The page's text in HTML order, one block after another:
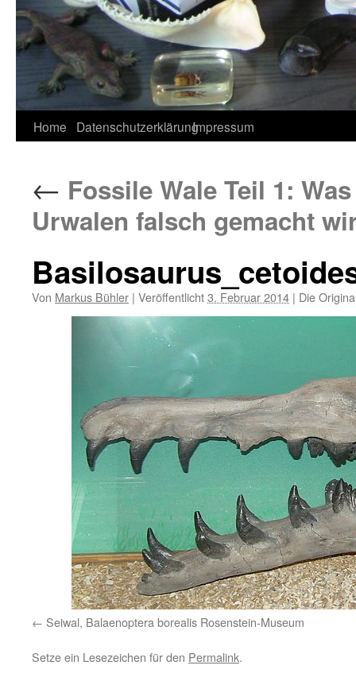
Home DatenschutzerklärungImpressum
← Fossile Wale Teil 1:
Urwalen falsch gemacht
Von Markus Bühler | Veröffentlicht3. Februar 2014 | Die
Seiwal, Balaenoptera borealis Rosenstein-Museum
Setze ein Lesezeichen für den Permalink.